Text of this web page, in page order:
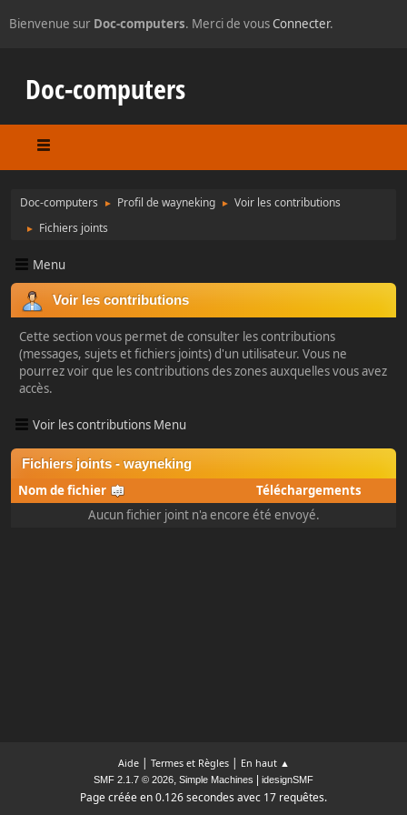
Bienvenue sur Doc-computers. Merci de vousConnecter.
Doc-computers
Doc-computers ► Profil de wayneking ► Voir les contributions
► Fichiers joints
Menu
Voir les contributions
Cette section vous permet de consulter les contributions
(messages, sujets et fichiers joints) d'un utilisateur. Vous ne
pourrez voir que les contributions des zones auxquelles vous avez
accès.
Voir les contributions Menu
Fichiers joints - wayneking
Nom de fichier
Téléchargements
Aucun fichier joint n'a encore été envoyé.
Aide| Termes et Règles| En haut ▲
SMF 2.1.7 © 2026, Simple Machines idesignSMF
Page créée en 0.126 secondes avec 17 requêtes.